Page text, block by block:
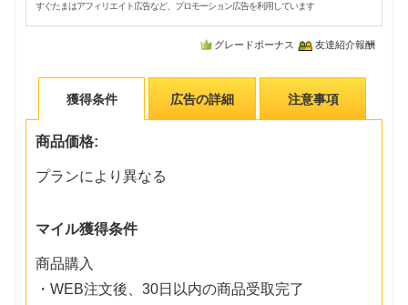
すぐたまはアフィリエイト広告など、プロモーション広告を利用しています
グレードボーナス 友達紹介報酬
獲得条件 広告の詳細 注意事項
商品価格:
プランにより異なる
マイル獲得条件
商品購入
・WEB注文後、30日以内の商品受取完了